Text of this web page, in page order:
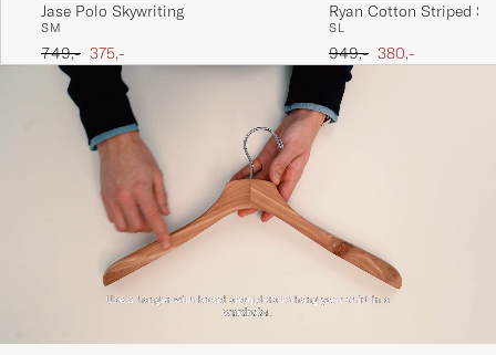
Jase Polo Skywriting
SM
Ordinary pris
749,- Nedsat pris
375,-
Ryan Cotton Striped
Skywriting
SL
Ordinary pris
949,- Nedsat pris
380,-